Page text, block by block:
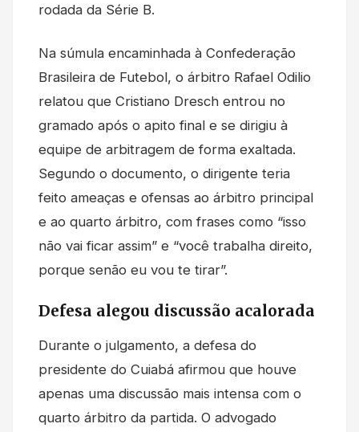
rodada da Série B.
Na súmula encaminhada à Confederação
Brasileira de Futebol, o árbitro Rafael Odilio
relatou que Cristiano Dresch entrou no
gramado após o apito final e se dirigiu à
equipe de arbitragem de forma exaltada.
Segundo o documento, o dirigente teria
feito ameaças e ofensas ao árbitro principal
e ao quarto árbitro, com frases como “isso
não vai ficar assim” e “você trabalha direito,
porque senão eu vou te tirar”.
Defesa alegou discussão acalorada
Durante o julgamento, a defesa do
presidente do Cuiabá afirmou que houve
apenas uma discussão mais intensa com o
quarto árbitro da partida. O advogado